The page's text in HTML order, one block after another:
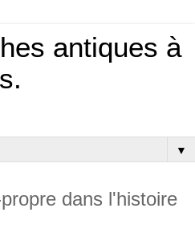
antiques à
▼
dans l'histoire